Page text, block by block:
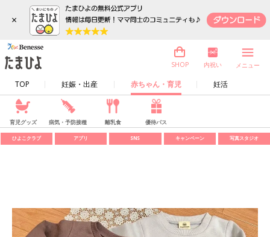
×
TOP 妊娠・出産 赤ちゃん・育児 妊活
SHOP 内祝い メニュー
育児グッズ 病気・予防接種 離乳食 優待パス
ひよこクラブ アプリ SNS キャンペーン 写真スタジオ